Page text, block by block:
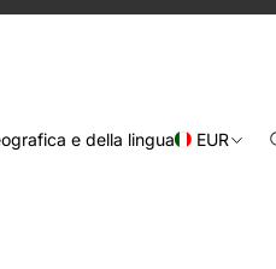
e della lingua EUR